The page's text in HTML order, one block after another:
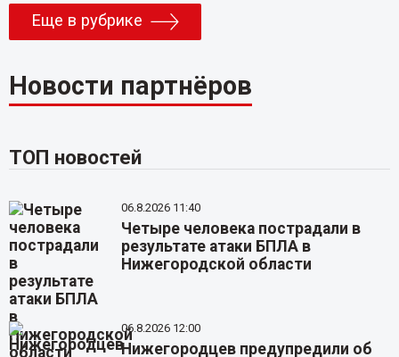
Еще в рубрике
Новости партнёров
ТОП новостей
06.8.2026 11:40
Четыре человека пострадали в
результате атаки БПЛА в
Нижегородской области
06.8.2026 12:00
Нижегородцев предупредили об